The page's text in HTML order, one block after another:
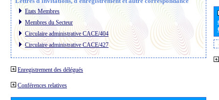
Etats Membres
Membres du Secteur
Circulaire administrative CACE/404
Circulaire administrative CACE/427
Enregistrement des délégués
Conférences relatives